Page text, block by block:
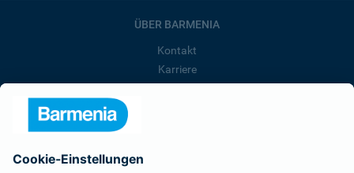
ÜBER BARMENIA
Kontakt
Karriere
Presse
Barmenia ist Teil der BarmeniaGothaer